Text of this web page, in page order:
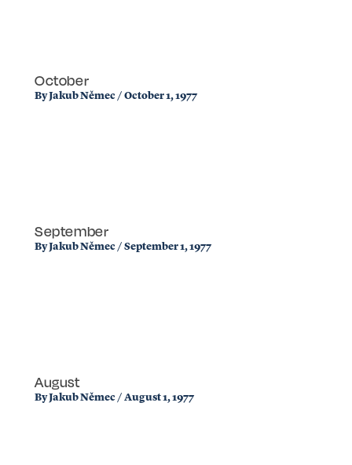
October
ByJakub Němec / October 1, 1977
September
ByJakub Němec / September 1, 1977
August
ByJakub Němec / August 1, 1977